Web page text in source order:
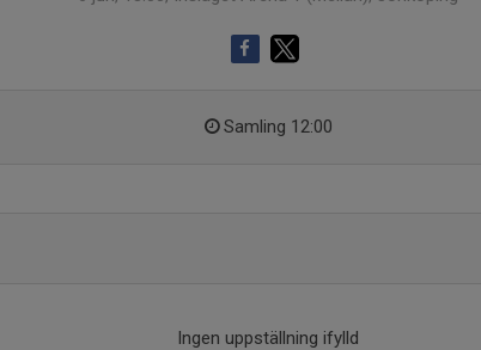
Samling 12:00
Ingen uppställning ifylld